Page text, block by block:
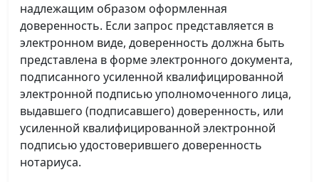
надлежащим образом оформленная
доверенность. Если запрос представляется в
электронном виде, доверенность должна быть
представлена в форме электронного документа,
подписанного усиленной квалифицированной
электронной подписью уполномоченного лица,
выдавшего (подписавшего) доверенность, или
усиленной квалифицированной электронной
подписью удостоверившего доверенность
нотариуса.